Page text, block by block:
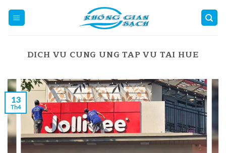
DICH VU CUNG UNG TAP VU TAI HUE
13
Th4